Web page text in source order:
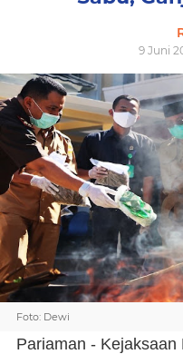
9 Juni
Foto: Dewi
Pariaman - Kejaksaan